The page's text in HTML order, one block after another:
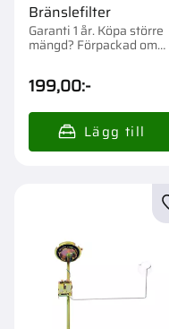
Bränslefilter
Garanti 1 år. Köpa större
mängd? Förpackad om
199,00:-